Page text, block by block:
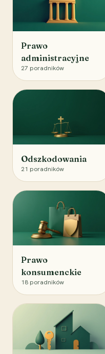
Prawo
administracyjne
27 poradników
Odszkodowania
21 poradników
Prawo
konsumenckie
18 poradników